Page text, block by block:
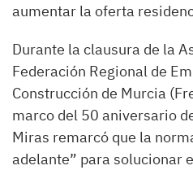
aumentar la oferta
Durante la clausura de la
Federación Regional de
Construcción de Murcia
marco del 50 aniversario
Miras remarcó que la
adelante” para solucionar